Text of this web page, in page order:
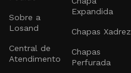
Sobre a
Losand
Central de
Atendimento
Expandida
Chapas Xadrez
Chapas
Perfurada